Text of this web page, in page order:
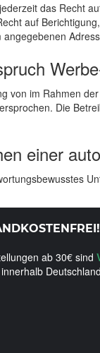
das Recht
auf
angegebenen
von im Rahmen
Die
einer
ab 30€ sind